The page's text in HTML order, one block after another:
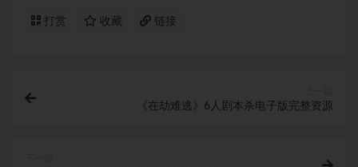
打赏 收藏 链接
《在劫难逃》6人剧本杀电子版完整资源